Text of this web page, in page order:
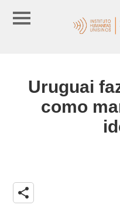
Uruguai
como
share